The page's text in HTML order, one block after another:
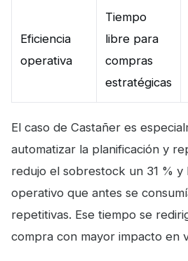
Eficiencia
operativa
Tiempo
libre para
compras
estratégicas
El caso de Castañer es
automatizar la planificación y
redujo el sobrestock un 31 %
operativo que antes se
repetitivas. Ese tiempo se
compra con mayor impacto en